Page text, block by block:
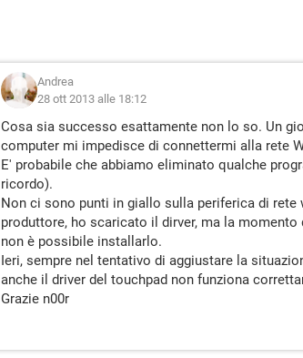
Andrea
28 ott 2013 alle 18:12
Cosa sia successo esattamente non lo so. Un
computer mi impedisce di connettermi alla rete
E' probabile che abbiamo eliminato qualche
ricordo).
Non ci sono punti in giallo sulla periferica di rete
produttore, ho scaricato il dirver, ma la
non è possibile installarlo.
Ieri, sempre nel tentativo di aggiustare la
anche il driver del touchpad non funziona
Grazie n00r